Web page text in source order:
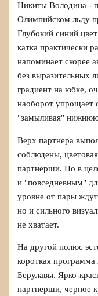
Никиты Володина -
Олимпийском льду
Глубокий синий
катка практически
напоминает скорее
без выразительных
градиент на юбке,
наоборот упрощает
"замыливая" нижнюю
Верх партнера
соблюдены,
партнерши. Но в
и "повседневным"
уровне от пары
но и сильного
не хватает.
На другой полюс
короткая
Берулавы. Ярко-
партнерши, черное